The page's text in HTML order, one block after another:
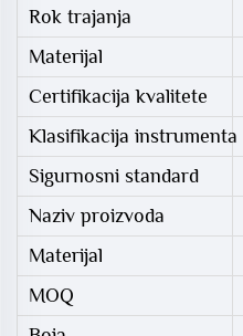
Rok trajanja
Materijal
Certifikacija kvalitete
Klasifikacija instrumenta
Sigurnosni standard
Naziv proizvoda
Materijal
MOQ